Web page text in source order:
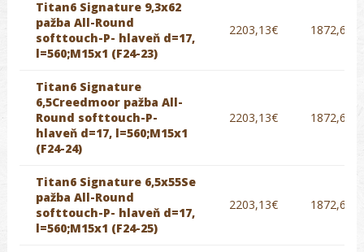
Titan6 Signature 9,3x62
pažba All-Round
softtouch-P- hlaveň d=17,
l=560;M15x1 (F24-23)
2203,13€ 1872,66€
Titan6 Signature
6,5Creedmoor pažba All-
Round softtouch-P-
hlaveň d=17, l=560;M15x1
(F24-24)
2203,13€ 1872,66€
Titan6 Signature 6,5x55Se
pažba All-Round
softtouch-P- hlaveň d=17,
l=560;M15x1 (F24-25)
2203,13€ 1872,66€